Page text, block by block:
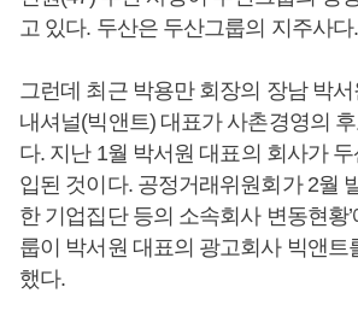
고 있다. 두산은 두산그룹의 지주사다.
그런데 최근 박용만 회장의 장남 박서
내셔널(빅앤트) 대표가 사촌경영의
다. 지난 1월 박서원 대표의 회사가
입된 것이다. 공정거래위원회가 2월
한 기업집단 등의 소속회사 변동현황
룹이 박서원 대표의 광고회사 빅앤트
했다.